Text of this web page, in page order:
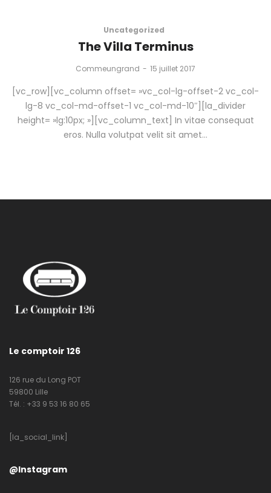
Uncategorized
The Villa Terminus
by
Commeungrand 15 juillet 2017
[vc_row][vc_column offset= »vc_col-lg-offset-2 vc_col-
lg-8 vc_col-md-offset-1 vc_col-md-10″][la_divider
height= »lg:10px; »][vc_column_text] In vitae consequat
eros. Nulla volutpat velit sit amet…
Le comptoir 126
126 rue du Long POT
59800 Lille
Tél. : +33 9 53 16 80 65
[la_social_link]
@Instagram